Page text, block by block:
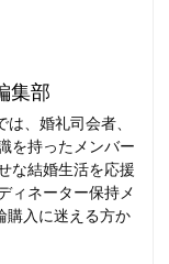
集部
は、婚礼司会者、
を持ったメンバー
な結婚生活を応援
ィネーター保持メ
購入に迷える方か